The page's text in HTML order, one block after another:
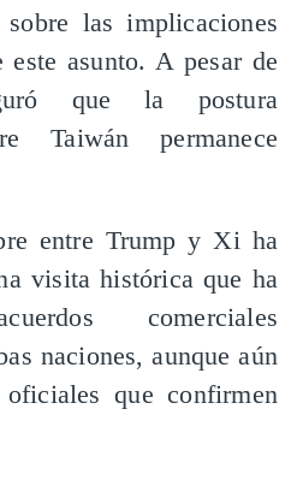
las implicaciones
asunto. A pesar de
que la postura
Taiwán permanece
entre Trump y Xi ha
visita histórica que ha
comerciales
naciones, aunque aún
oficiales que confirmen